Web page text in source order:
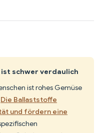
ist schwer verdaulich
ist rohes Gemüse
Die Ballaststoffe
und fördern eine